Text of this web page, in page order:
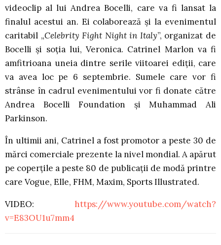
videoclip al lui Andrea Bocelli, care va fi lansat la
finalul acestui an. Ei colaborează și la evenimentul
caritabil „Celebrity Fight Night in Italy”, organizat de
Bocelli și soția lui, Veronica. Catrinel Marlon va fi
amfitrioana uneia dintre serile viitoarei ediții, care
va avea loc pe 6 septembrie. Sumele care vor fi
strânse în cadrul evenimentului vor fi donate către
Andrea Bocelli Foundation și Muhammad Ali
Parkinson.
În ultimii ani, Catrinel a fost promotor a peste 30 de
mărci comerciale prezente la nivel mondial. A apărut
pe coperțile a peste 80 de publicații de modă printre
care Vogue, Elle, FHM, Maxim, Sports Illustrated.
VIDEO: https://www.youtube.com/watch?
v=E83OU1u7mm4